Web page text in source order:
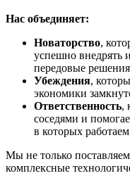
Нас объединяет:
Новаторство,
успешно внедрять
передовые
Убеждения,
экономики
Ответственность,
соседями и
в которых
Мы не только
комплексные